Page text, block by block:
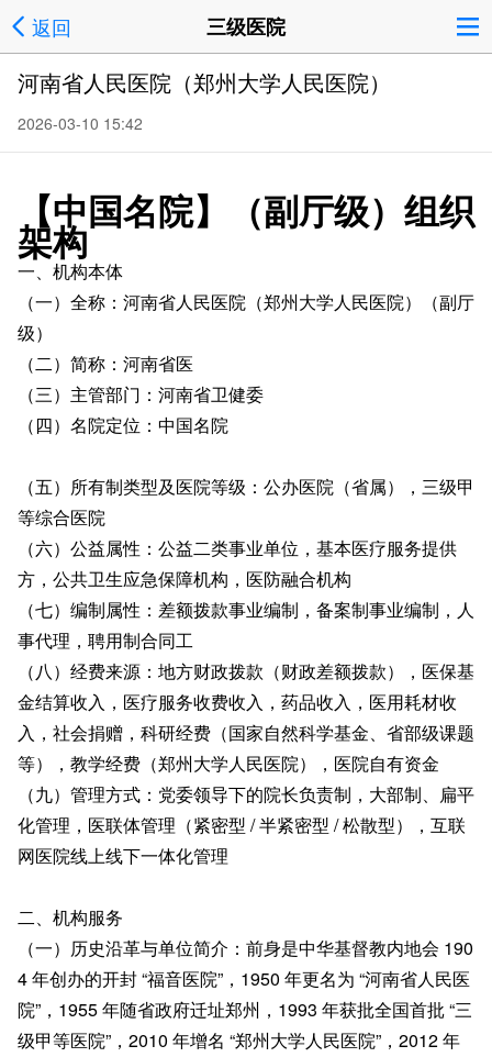
返回 三级医院
河南省人民医院（郑州大学人民医院）
2026-03-10 15:42
【中国名院】（副厅级）组织
架构
一、机构本体
（一）全称：河南省人民医院（郑州大学人民医院）（副厅
级）
（二）简称：河南省医
（三）主管部门：河南省卫健委
（四）名院定位：中国名院
（五）所有制类型及医院等级：公办医院（省属），三级甲
等综合医院
（六）公益属性：公益二类事业单位，基本医疗服务提供
方，公共卫生应急保障机构，医防融合机构
（七）编制属性：差额拨款事业编制，备案制事业编制，人
事代理，聘用制合同工
（八）经费来源：地方财政拨款（财政差额拨款），医保基
金结算收入，医疗服务收费收入，药品收入，医用耗材收
入，社会捐赠，科研经费（国家自然科学基金、省部级课题
等），教学经费（郑州大学人民医院），医院自有资金
（九）管理方式：党委领导下的院长负责制，大部制、扁平
化管理，医联体管理（紧密型 / 半紧密型 / 松散型），互联
网医院线上线下一体化管理
二、机构服务
（一）历史沿革与单位简介：前身是中华基督教内地会 190
4 年创办的开封 “福音医院”，1950 年更名为 “河南省人民医
院”，1955 年随省政府迁址郑州，1993 年获批全国首批 “三
级甲等医院”，2010 年增名 “郑州大学人民医院”，2012 年